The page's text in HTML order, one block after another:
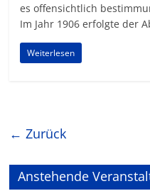
es offensichtlich
Im Jahr 1906 erfolgte der
Weiterlesen
← Zurück
Anstehende